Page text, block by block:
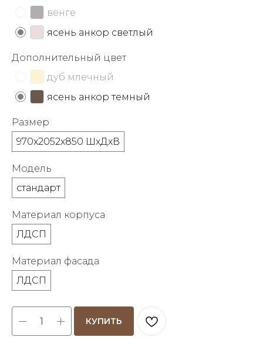
венге
ясень анкор светлый
Дополнительный цвет
дуб млечный
ясень анкор темный
Размер
970х2052х850 ШхДхВ
Модель
стандарт
Материал корпуса
ЛДСП
Материал фасада
ЛДСП
КУПИТЬ
об оплате Плайтом
недели
Остались вопросы?
plait.ru